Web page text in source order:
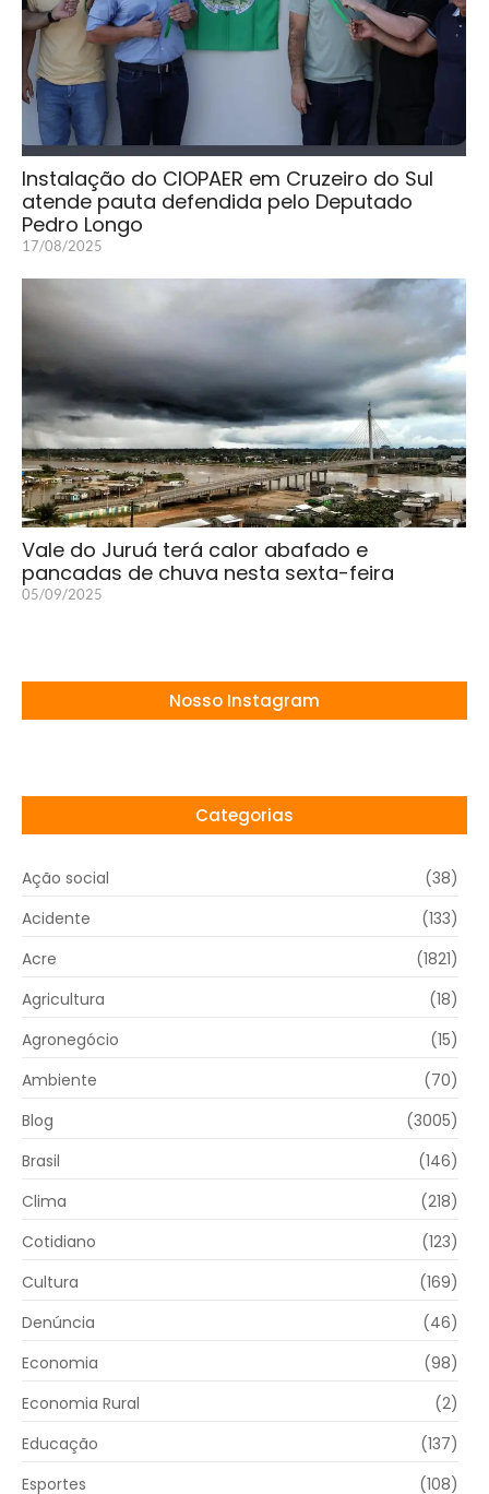
Instalação do CIOPAER em Cruzeiro do Sul
atende pauta defendida pelo Deputado
Pedro Longo
17/08/2025
Vale do Juruá terá calor abafado e
pancadas de chuva nesta sexta-feira
05/09/2025
Nosso Instagram
Categorias
Ação social
(38)
Acidente
(133)
Acre
(1821)
Agricultura
(18)
Agronegócio
(15)
Ambiente
(70)
Blog
(3005)
Brasil
(146)
Clima
(218)
Cotidiano
(123)
Cultura
(169)
Denúncia
(46)
Economia
(98)
Economia Rural
(2)
Educação
(137)
Esportes
(108)